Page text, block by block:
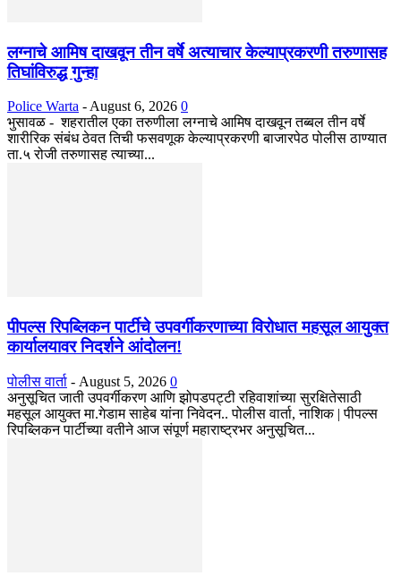
लग्नाचे आमिष दाखवून तीन वर्षे अत्याचार केल्याप्रकरणी तरुणासह
तिघांविरुद्ध गुन्हा
Police Warta - August 6, 2026 0
भुसावळ - शहरातील एका तरुणीला लग्नाचे आमिष दाखवून तब्बल तीन वर्षे
शारीरिक संबंध ठेवत तिची फसवणूक केल्याप्रकरणी बाजारपेठ पोलीस ठाण्यात
ता.५ रोजी तरुणासह त्याच्या...
पीपल्स रिपब्लिकन पार्टीचे उपवर्गीकरणाच्या विरोधात महसूल आयुक्त
कार्यालयावर निदर्शने आंदोलन!
पोलीस वार्ता - August 5, 2026 0
अनुसूचित जाती उपवर्गीकरण आणि झोपडपट्टी रहिवाशांच्या सुरक्षितेसाठी
महसूल आयुक्त मा.गेडाम साहेब यांना निवेदन.. पोलीस वार्ता, नाशिक | पीपल्स
रिपब्लिकन पार्टीच्या वतीने आज संपूर्ण महाराष्ट्रभर अनुसूचित...